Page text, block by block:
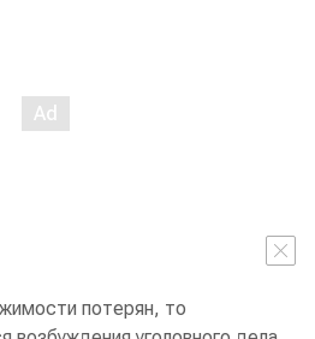
потерян, то